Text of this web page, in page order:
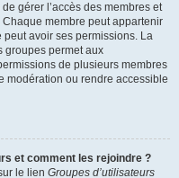
gérer l’accès des membres et
membre peut appartenir
avoir ses permissions. La
groupes permet aux
de plusieurs membres
modération ou rendre accessible
et comment les rejoindre ?
le lien Groupes d’utilisateurs